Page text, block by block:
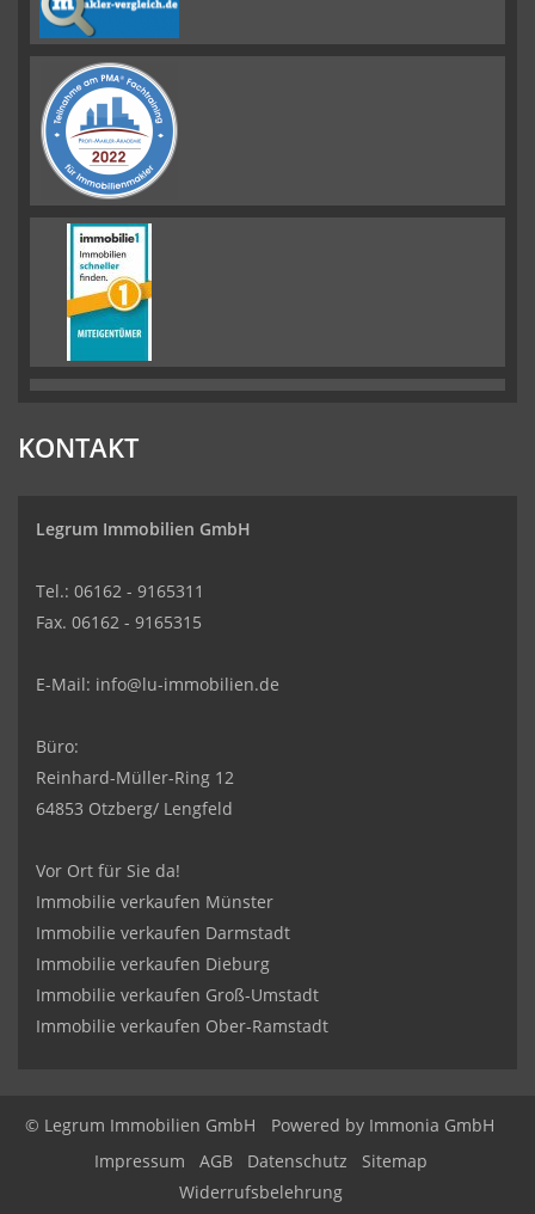
KONTAKT
Legrum Immobilien GmbH
Tel.: 06162 - 9165311
Fax. 06162 - 9165315
E-Mail: info@lu-immobilien.de
Büro:
Reinhard-Müller-Ring 12
64853 Otzberg/ Lengfeld
Vor Ort für Sie da!
Immobilie verkaufen Münster
Immobilie verkaufen Darmstadt
Immobilie verkaufen Dieburg
Immobilie verkaufen Groß-Umstadt
Immobilie verkaufen Ober-Ramstadt
© Legrum Immobilien GmbH Powered by Immonia GmbH
Impressum
AGB Datenschutz
Sitemap
Widerrufsbelehrung